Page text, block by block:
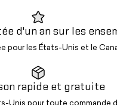
d'un an sur les
pour les États-Unis et le
rapide et gratuite